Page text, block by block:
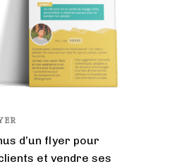
d’un flyer pour
et vendre ses